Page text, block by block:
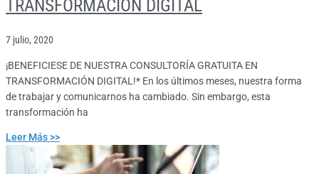
TRANSFORMACIÓN DIGITAL
7 julio, 2020
¡BENEFICIESE DE NUESTRA CONSULTORÍA GRATUITA EN
TRANSFORMACIÓN DIGITAL!* En los últimos meses, nuestra forma
de trabajar y comunicarnos ha cambiado. Sin embargo, esta
transformación ha
Leer Más >>